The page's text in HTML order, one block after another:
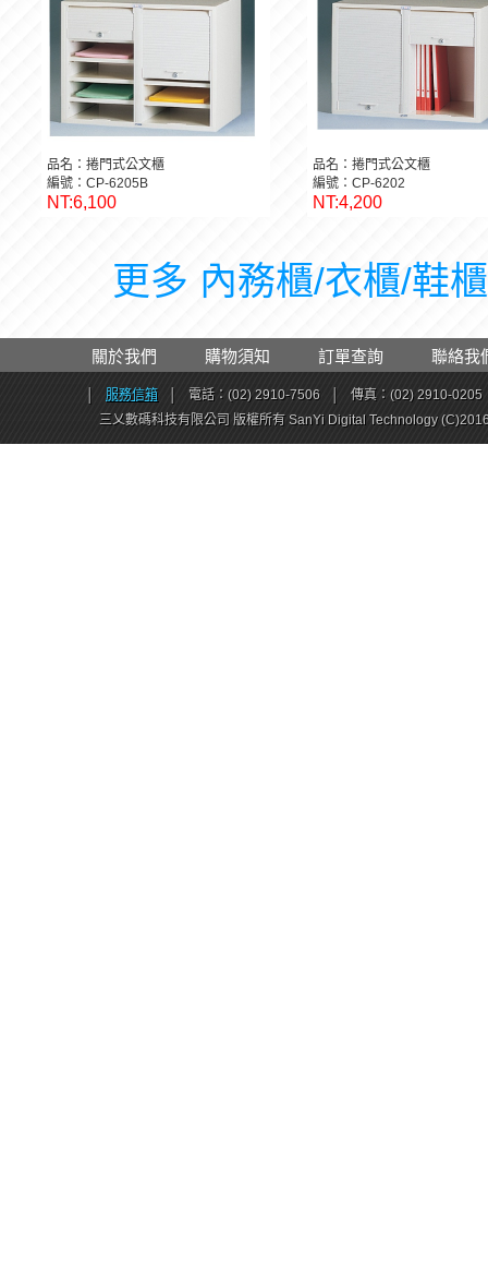
品名：捲門式公文櫃
編號：CP-6205B
NT:6,100
品名：捲門式公文櫃
編號：CP-6202
NT:4,200
更多 內務櫃/衣櫃/鞋
關於我們 購物須知 訂單查詢 聯絡我
服務信箱 電話：(02) 2910-7506
傳真：(02) 2910-0205
三乂數碼科技有限公司 版權所有 SanYi Digital Technology